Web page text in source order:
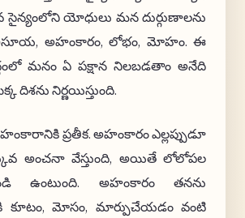
సైన్యంలోని యోధులు మన దుర్గుణాలను
అహంకారం, లోభం, మోహం. ఈ
మనం ఏ పక్షాన నిలబడతాం అనేది
దిశను నిర్ణయిస్తుంది.
ప్రతీక. అహంకారం ఎల్లప్పుడూ
అంచనా వేస్తుంది, అయితే లోలోపల
ఉంటుంది. అహంకారం తనను
కూటం, మోసం, మార్పుచేయడం వంటి